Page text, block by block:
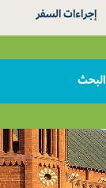
إجراءات السفر
البحث